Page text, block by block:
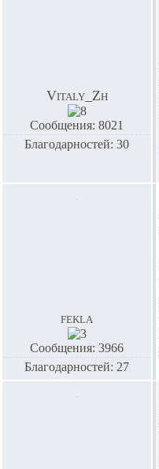
Vitaly_Zh
Сообщения: 8021
Благодарностей: 30
fekla
Сообщения: 3966
Благодарностей: 27